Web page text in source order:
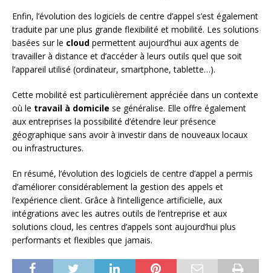
Enfin, l’évolution des logiciels de centre d’appel s’est également
traduite par une plus grande flexibilité et mobilité. Les solutions
basées sur le cloud permettent aujourd’hui aux agents de
travailler à distance et d’accéder à leurs outils quel que soit
l’appareil utilisé (ordinateur, smartphone, tablette…).
Cette mobilité est particulièrement appréciée dans un contexte
où le travail à domicile se généralise. Elle offre également
aux entreprises la possibilité d’étendre leur présence
géographique sans avoir à investir dans de nouveaux locaux
ou infrastructures.
En résumé, l’évolution des logiciels de centre d’appel a permis
d’améliorer considérablement la gestion des appels et
l’expérience client. Grâce à l’intelligence artificielle, aux
intégrations avec les autres outils de l’entreprise et aux
solutions cloud, les centres d’appels sont aujourd’hui plus
performants et flexibles que jamais.